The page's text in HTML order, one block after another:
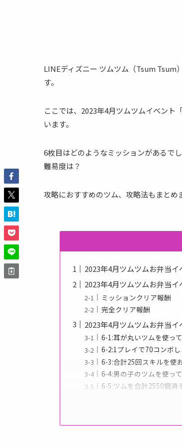
LINEディズニー ツムツム（Tsum Tsum
す。
ここでは、2023年4月ツムツムイベント
います。
6枚目はどのようなミッションがあるで
難易度は？
攻略におすすめのツム、攻略法もまとめ
2023年4月ツムツムお弁当
2023年4月ツムツムお弁当
ミッションクリア報酬
完全クリア報酬
2023年4月ツムツムお弁当
6-1:耳が丸いツムを使っ
6-2:1プレイで70コンボし
6-3:合計25回スキルを使
6-4:男の子のツムを使っ
6-5:ツムを合計2550個消